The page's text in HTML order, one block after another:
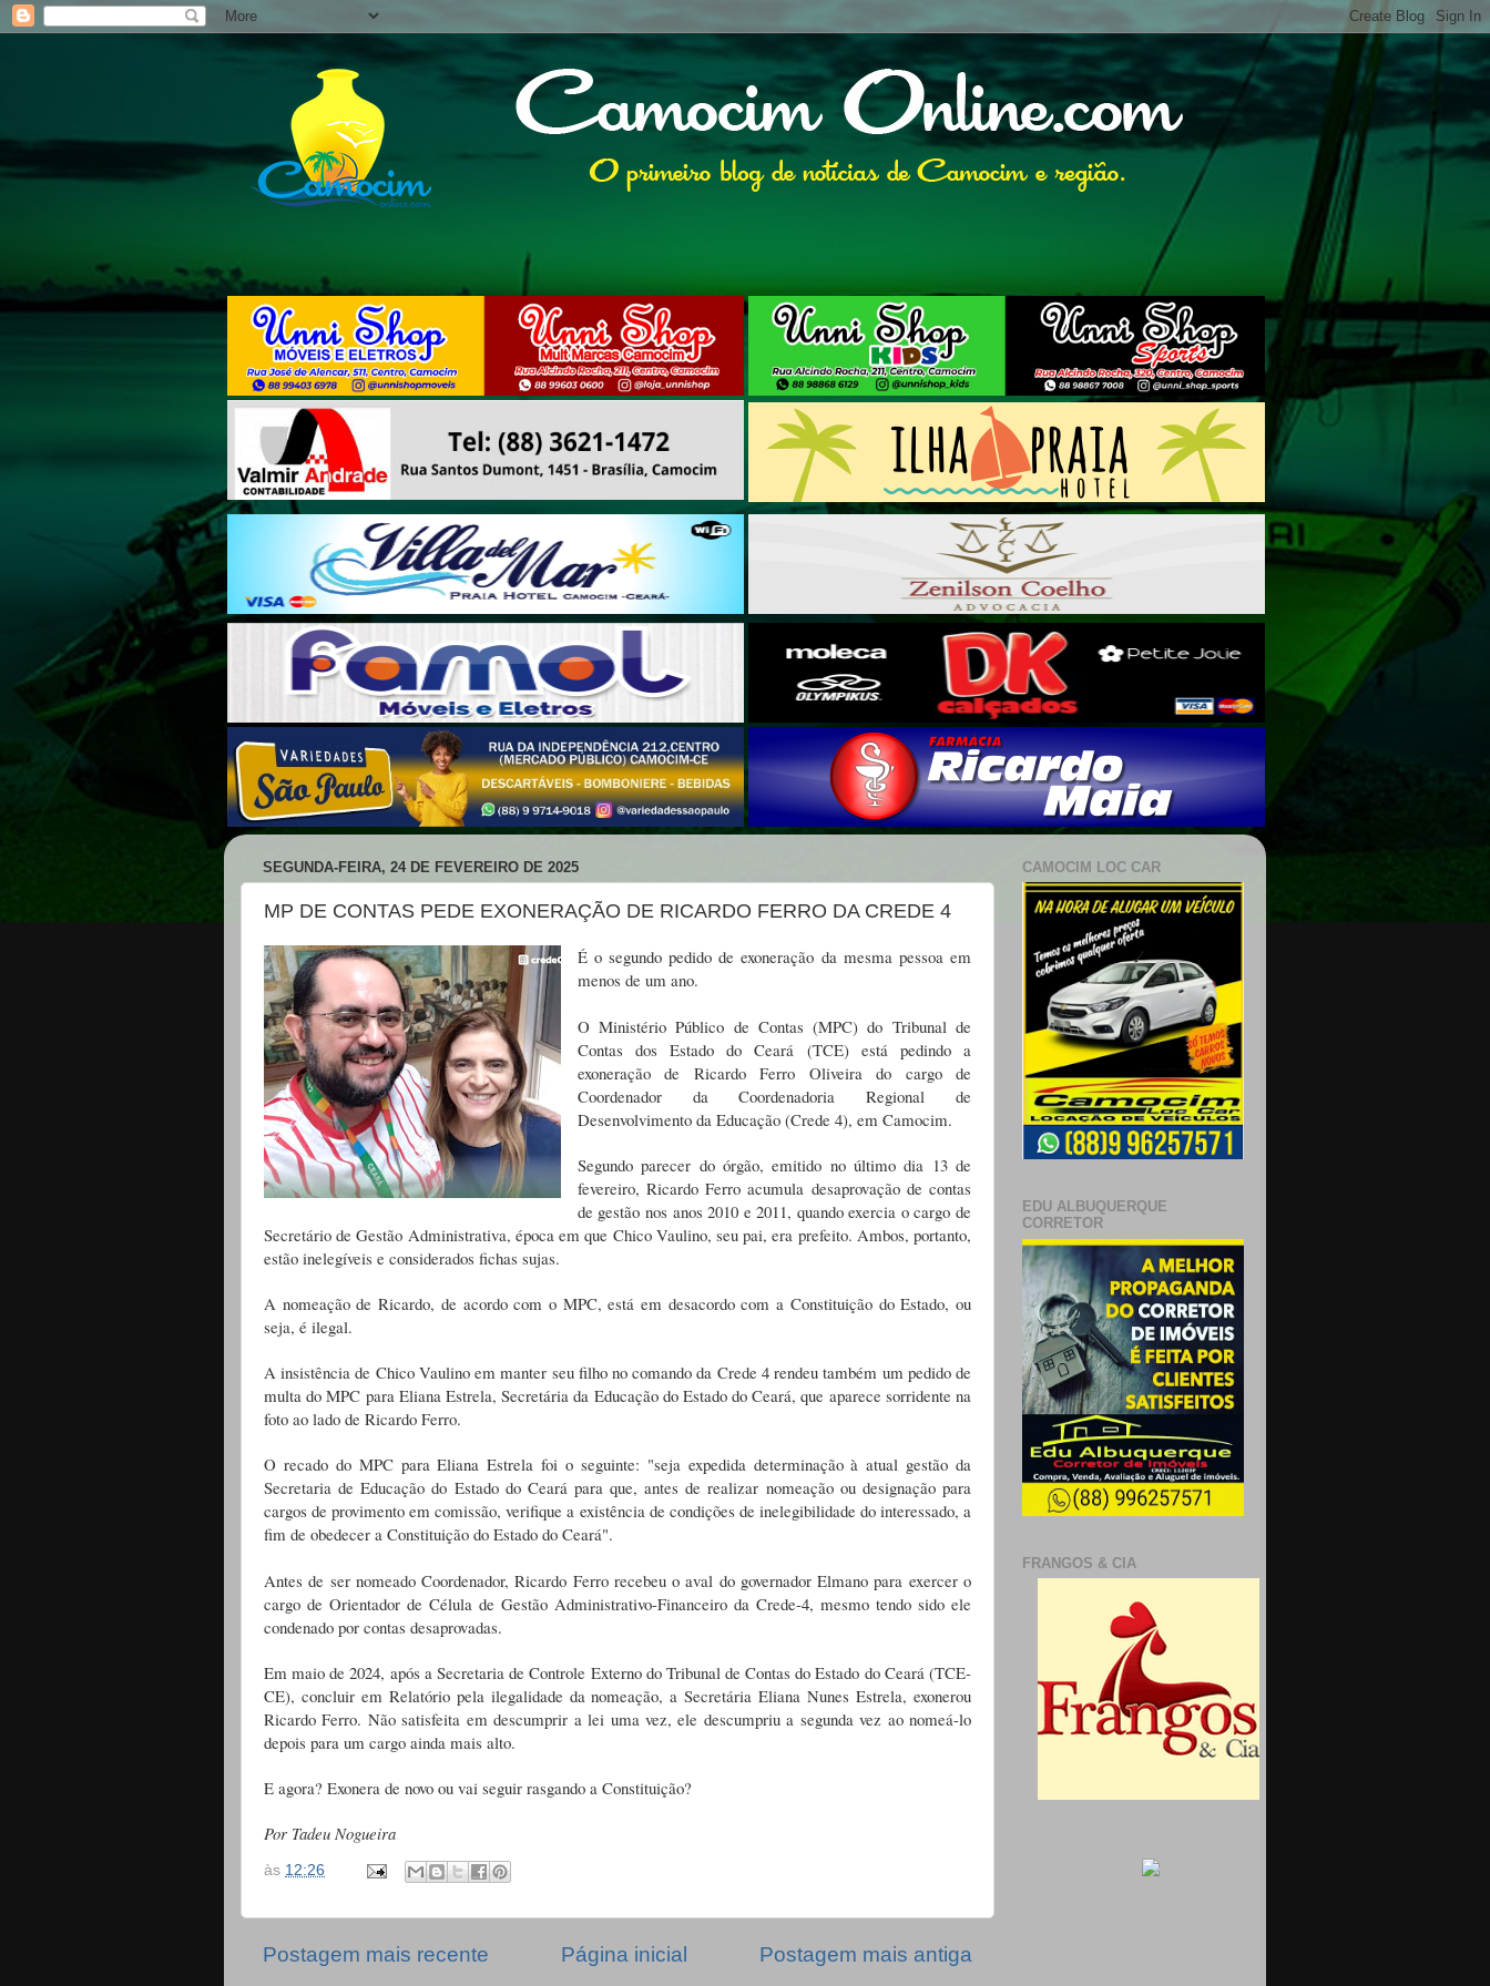
SEGUNDA-FEIRA, 24 DE FEVEREIRO DE 2025
MP DE CONTAS PEDE EXONERAÇÃO DE RICARDO FERRO DA CREDE 4
É o segundo pedido de exoneração da mesma pessoa em
menos de um ano.
O Ministério Público de Contas (MPC) do Tribunal de
Contas dos Estado do Ceará (TCE) está pedindo a
exoneração de Ricardo Ferro Oliveira do cargo de
Coordenador da Coordenadoria Regional de
Desenvolvimento da Educação (Crede 4), em Camocim.
Segundo parecer do órgão, emitido no último dia 13 de
fevereiro, Ricardo Ferro acumula desaprovação de contas
de gestão nos anos 2010 e 2011, quando exercia o cargo de
Secretário de Gestão Administrativa, época em que Chico Vaulino, seu pai, era prefeito. Ambos, portanto,
estão inelegíveis e considerados fichas sujas.
A nomeação de Ricardo, de acordo com o MPC, está em desacordo com a Constituição do Estado, ou
seja, é ilegal.
A insistência de Chico Vaulino em manter seu filho no comando da Crede 4 rendeu também um pedido de
multa do MPC para Eliana Estrela, Secretária da Educação do Estado do Ceará, que aparece sorridente na
foto ao lado de Ricardo Ferro.
O recado do MPC para Eliana Estrela foi o seguinte: "seja expedida determinação à atual gestão da
Secretaria de Educação do Estado do Ceará para que, antes de realizar nomeação ou designação para
cargos de provimento em comissão, verifique a existência de condições de inelegibilidade do interessado, a
fim de obedecer a Constituição do Estado do Ceará".
Antes de ser nomeado Coordenador, Ricardo Ferro recebeu o aval do governador Elmano para exercer o
cargo de Orientador de Célula de Gestão Administrativo-Financeiro da Crede-4, mesmo tendo sido ele
condenado por contas desaprovadas.
Em maio de 2024, após a Secretaria de Controle Externo do Tribunal de Contas do Estado do Ceará (TCE-
CE), concluir em Relatório pela ilegalidade da nomeação, a Secretária Eliana Nunes Estrela, exonerou
Ricardo Ferro. Não satisfeita em descumprir a lei uma vez, ele descumpriu a segunda vez ao nomeá-lo
depois para um cargo ainda mais alto.
E agora? Exonera de novo ou vai seguir rasgando a Constituição?
Por Tadeu Nogueira
às 12:26
Postagem mais recente Postagem mais antiga
Página inicial
CAMOCIM LOC CAR
EDU ALBUQUERQUE
CORRETOR
FRANGOS & CIA